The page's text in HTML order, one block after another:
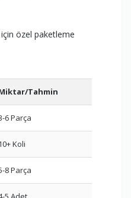
için özel paketleme
Tahmin
6 Parça
Koli
8 Parça